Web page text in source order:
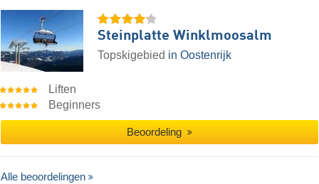
Steinplatte Winklmoosalm
Topskigebied in Oostenrijk
Liften
Beginners
Beoordeling
Alle beoordelingen